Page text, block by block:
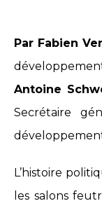
Par Fabien
Antoine
Secrétaire
L’histoire
les salons